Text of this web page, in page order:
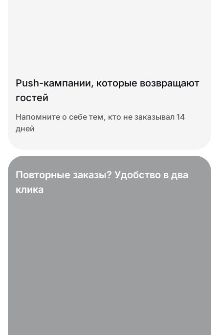
Push-кампании, которые возвращают
гостей
Напомните о себе тем, кто не заказывал 14
дней
Повторные заказы? Удобство в два
клика